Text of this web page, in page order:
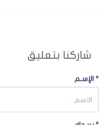
شاركنا بتعليق
* الإسـم